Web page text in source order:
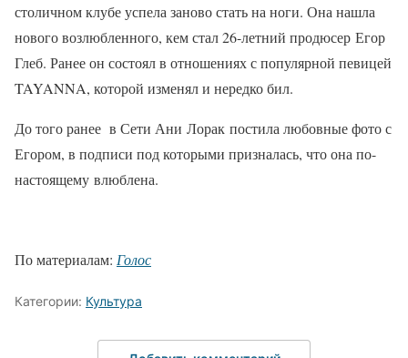
столичном клубе успела заново стать на ноги. Она нашла
нового возлюбленного, кем стал 26-летний продюсер Егор
Глеб. Ранее он состоял в отношениях с популярной певицей
TAYANNA, которой изменял и нередко бил.
До того ранее в Сети Ани Лорак постила любовные фото с
Егором, в подписи под которыми призналась, что она по-
настоящему влюблена.
По материалам: Голос
Категории: Культура